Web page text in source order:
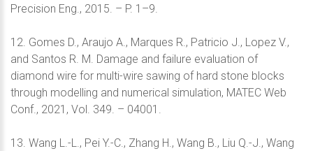
Precision Eng., 2015. – P. 1–9.
12. Gomes D., Araujo A., Marques R., Patricio J., Lopez V.,
and Santos R. M. Damage and failure evaluation of
diamond wire for multi-wire sawing of hard stone blocks
through modelling and numerical simulation, MATEC Web
Conf., 2021, Vol. 349. – 04001.
13. Wang L.-L., Pei Y.-C., Zhang H., Wang B., Liu Q.-J., Wang